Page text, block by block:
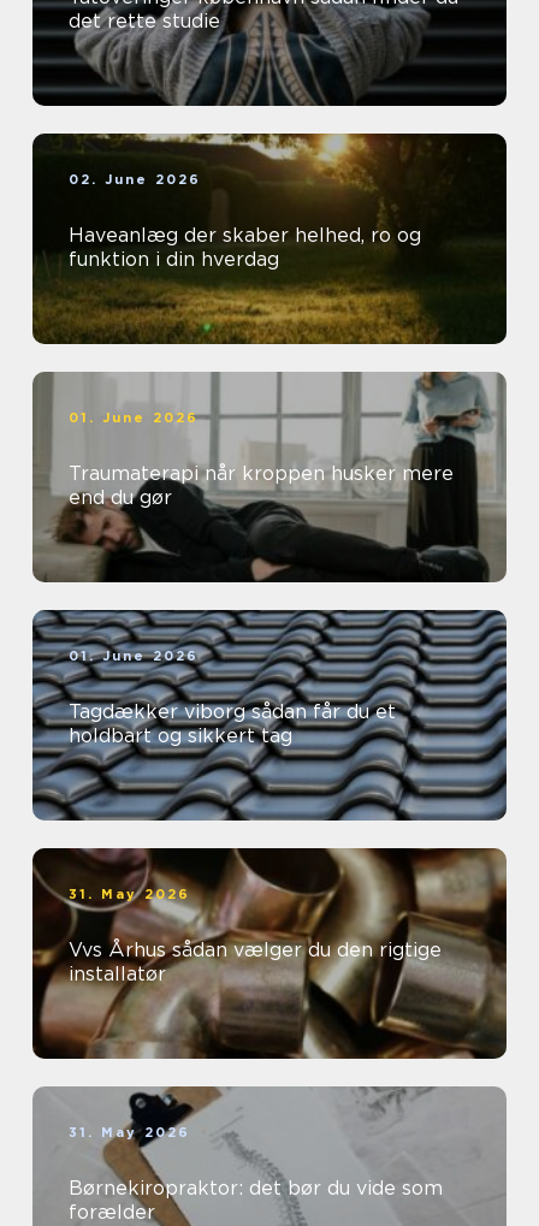
det rette studie
02. June 2026
Haveanlæg der skaber helhed, ro og
funktion i din hverdag
01. June 2026
Traumaterapi når kroppen husker mere
end du gør
01. June 2026
Tagdækker viborg sådan får du et
holdbart og sikkert tag
31. May 2026
Vvs Århus sådan vælger du den rigtige
installatør
31. May 2026
Børnekiropraktor: det bør du vide som
forælder